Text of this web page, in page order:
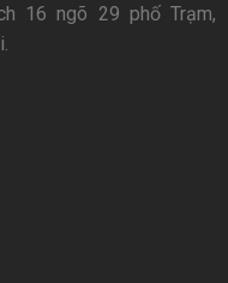
16 ngõ 29 phố Trạm,